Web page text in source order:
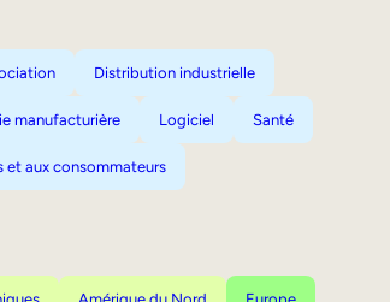
Distribution industrielle
manufacturière Logiciel Santé
et aux consommateurs